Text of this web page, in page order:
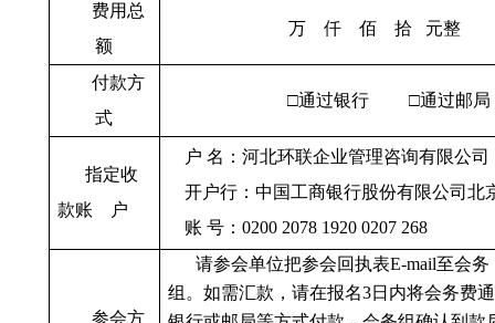
费用总
额
万 仟 佰 拾 元整
付款方
式
□通过银行 □通过邮局
指定收
款账
户
户 名：河北环联企业管理咨询有限公司
开户行：中国工商银行股份有限公司北
账 号： 0200 2078 1920 0207 268
参会方
请参会单位把参会回执表E-mail至会务
组。如需汇款，请在报名3日内将会务费